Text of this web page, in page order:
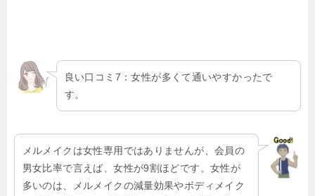
良い口コミ7：女性が多くて通いやすかったで
す。
メルメイクは女性専用ではありませんが、会員の
男女比率で言えば、女性が9割ほどです。女性が
多いのは、メルメイクの減量効果やボディメイク